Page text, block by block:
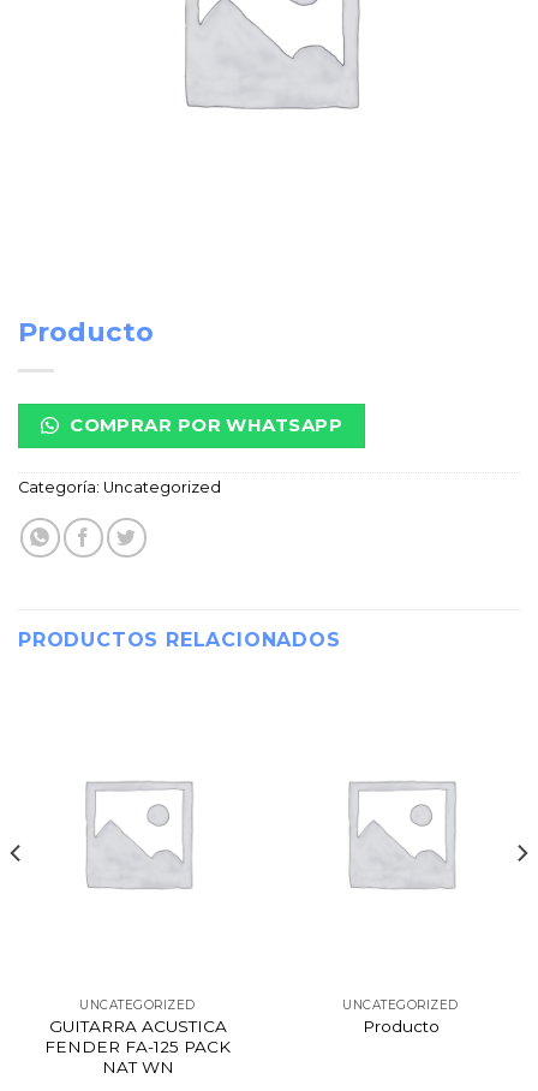
Producto
COMPRAR POR WHATSAPP
Categoría: Uncategorized
PRODUCTOS RELACIONADOS
UNCATEGORIZED
GUITARRA ACUSTICA
FENDER FA-125 PACK
NAT WN
UNCATEGORIZED
Producto